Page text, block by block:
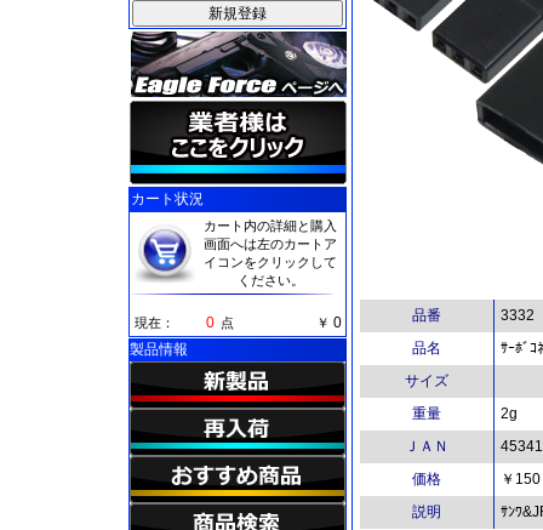
カート状況
カート内の詳細と購入
画面へは左のカートア
イコンをクリックして
ください。
現在： 0 点 ￥ 0
製品情報
品番
3332
品名
ｻｰﾎﾞｺ
サイズ
重量
2g
ＪＡＮ
価格
￥150
説明
ｻﾝﾜ